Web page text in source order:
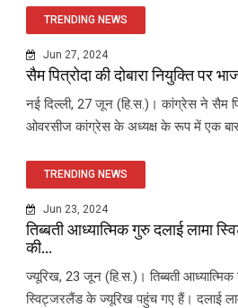
TRENDING NEWS
Jun 27, 2024
सैम पित्रोदा की दोबारा नियुक्ति पर
नई दिल्ली, 27 जून (हि.स.)। कांग्रेस ने सैम
ओवरसीज कांग्रेस के अध्यक्ष के रूप में एक
TRENDING NEWS
Jun 23, 2024
तिब्बती आध्यात्मिक गुरु दलाई लामा
की...
ज्यूरिख, 23 जून (हि.स.)। तिब्बती आध्यात्मिक
स्विट्जरलैंड के ज्यूरिख पहुंच गए हैं। दलाई